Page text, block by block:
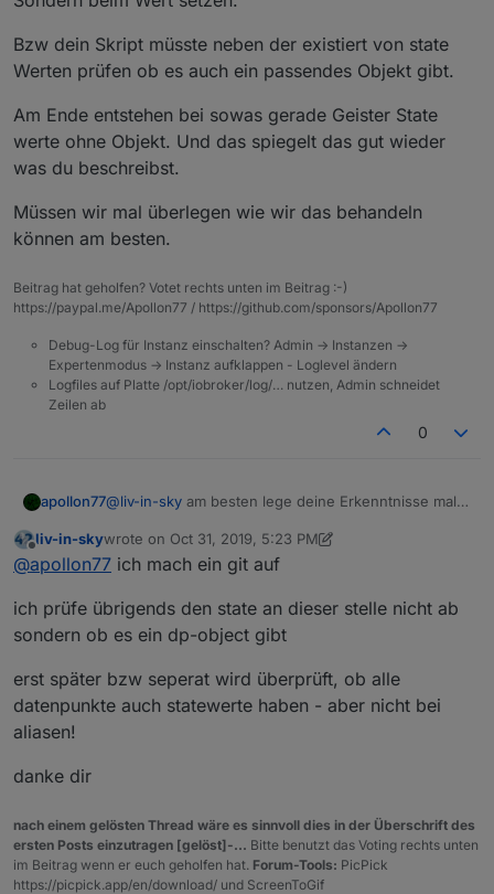
alias.0 nach datenpunkte , vergleicht den inhalt der
alias.id und sucht den zugehörigen dp - ist er da, ist
alles gut, existiert er nicht - kommt fehler
(alias.0.dritterVersuch)
jetzt das eigenartige verhalten - nach einem neustart
des iobrokers, wird beim scannen des alias.0
ordners , der aliasdatenpunkt nicht mehr gefunden
OBWOHL er im object tab noch da ist. im ersten bild
ist "derFehler2" sichtbar - im 3ten bild wird durch
alias.0 gelaufen und ausgegeben - da kommt
"derFehler2" nicht mehr vor obwohl sichtbar - ABER
nach 10-20 aliaswerten könnten sich dort
im script nicht mehr richtig finden oder auch in der
vis - der datenpunkt existiert ja noch und kann auch
zb. in der vis ausgewählt werden
weißt du, ob da eine fehlerroutine kommen wird?
oder ist es noch zu früh, danach zu fragen
Bzw dein Skript müsste neben der existiert von state
Werten prüfen ob es auch ein passendes Objekt gibt.
Am Ende entstehen bei sowas gerade Geister State
werte ohne Objekt. Und das spiegelt das gut wieder
was du beschreibst.
Müssen wir mal überlegen wie wir das behandeln
können am besten.
Beitrag hat geholfen? Votet rechts unten im Beitrag :-)
https://paypal.me/Apollon77 / https://github.com/sponsors/Apollon77
Debug-Log für Instanz einschalten? Admin -> Instanzen ->
Expertenmodus -> Instanz aufklappen - Loglevel ändern
Logfiles auf Platte /opt/iobroker/log/… nutzen, Admin schneidet
Zeilen ab
0
apollon77@liv-in-sky am besten lege deine Erkenntnisse mal
immer beim setzen von zielstates von einem alias
aus prüfen ob es zum Ziel ein Objekt gibt. Nicht bei
Bzw dein Skript müsste neben der existiert von state
Werten prüfen ob es auch ein passendes Objekt
werte ohne Objekt. Und das spiegelt das gut wieder
was du beschreibst.
Müssen wir mal überlegen wie wir das behandeln
können am besten.
Offline
liv-in-skywrote on Oct 31, 2019, 5:23 PM
last edited by liv-in-skyOct 31, 2019, 6:35 PM
@apollon77 ich mach ein git auf
ich prüfe übrigends den state an dieser stelle nicht ab
sondern ob es ein dp-object gibt
erst später bzw seperat wird überprüft, ob alle
datenpunkte auch statewerte haben - aber nicht bei
aliasen!
danke dir
nach einem gelösten Thread wäre es sinnvoll dies in der Überschrift des
ersten Posts einzutragen [gelöst]-... Bitte benutzt das Voting rechts unten
im Beitrag wenn er euch geholfen hat. Forum-Tools: PicPick
https://picpick.app/en/download/ und ScreenToGif